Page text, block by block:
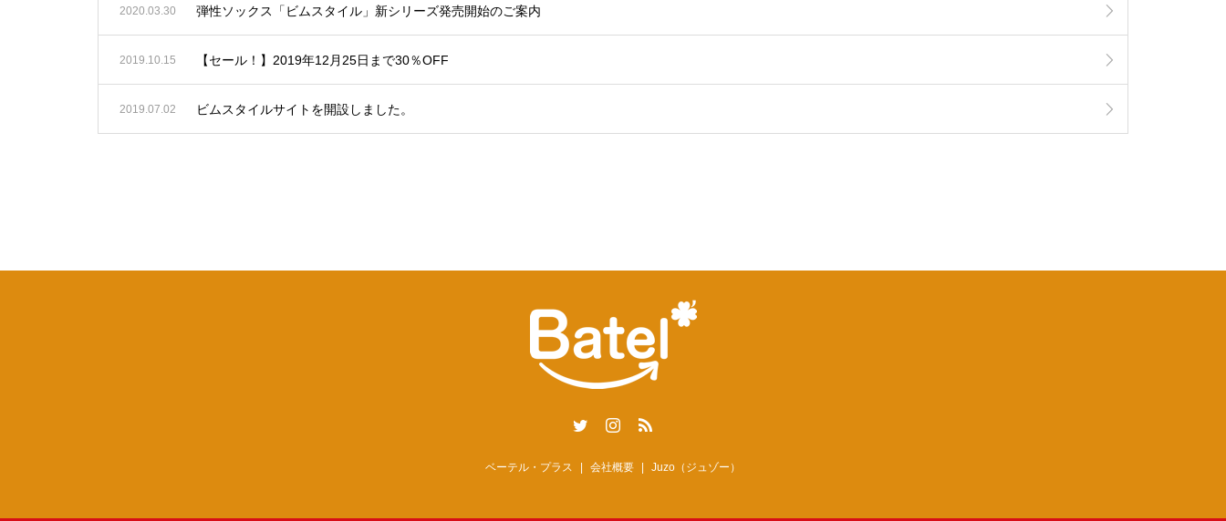
2020.03.30 弾性ソックス「ビムスタイル」新シリーズ発売開始のご案内
2019.10.15 【セール！】2019年12月25日まで30％OFF
2019.07.02 ビムスタイルサイトを開設しました。
ベーテル・プラス 会社概要 Juzo（ジュゾー）